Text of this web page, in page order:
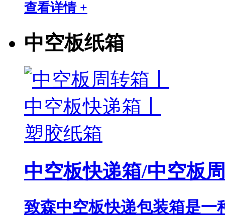
查看详情 +
中空板纸箱
中空板快递箱/中空板
致森中空板快递包装箱是一